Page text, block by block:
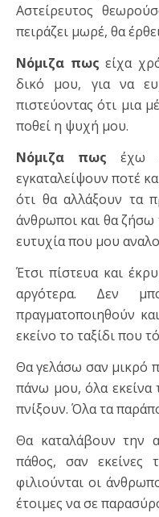
Αστείρευτος
πειράζει μωρέ, θα
Νόμιζα πως είχα
δικό μου, για να
πιστεύοντας ότι μια
ποθεί η ψυχή μου.
Νόμιζα
πως έχω
εγκαταλείψουν ποτέ
ότι θα αλλάξουν τα
άνθρωποι και θα ζήσω
ευτυχία που μου
Έτσι πίστευα και
αργότερα. Δεν
πραγματοποιηθούν
εκείνο το ταξίδι που
Θα γελάσω σαν μικρό
πάνω μου, όλα
πνίξουν. Όλα τα
Θα καταλάβουν την
πάθος, σαν εκείνες
φιλιούνται οι
έτοιμες να σε